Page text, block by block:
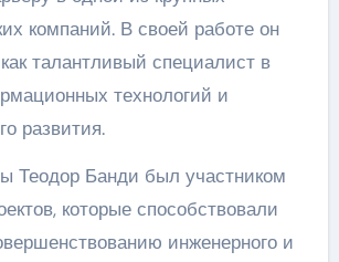
компаний. В своей работе он
талантливый специалист в
технологий и
развития.
Теодор Банди был участником
которые способствовали
инженерного и